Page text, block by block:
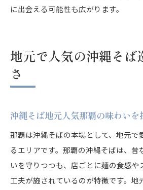
に出会える可能性も広がります。
地元で人気の沖縄そば
さ
沖縄そば地元人気那覇の味わいを
那覇は沖縄そばの本場として、地元で
るエリアです。那覇の沖縄そばは、昔
いを守りつつも、店ごとに麺の食感や
工夫が施されているのが特徴です。地